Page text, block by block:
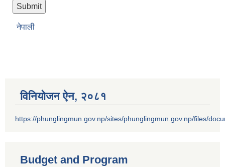
नेपाली
विनियोजन ऐन‚ २०८१
https://phunglingmun.gov.np/sites/phunglingmun.gov.np/files/
Budget and Program